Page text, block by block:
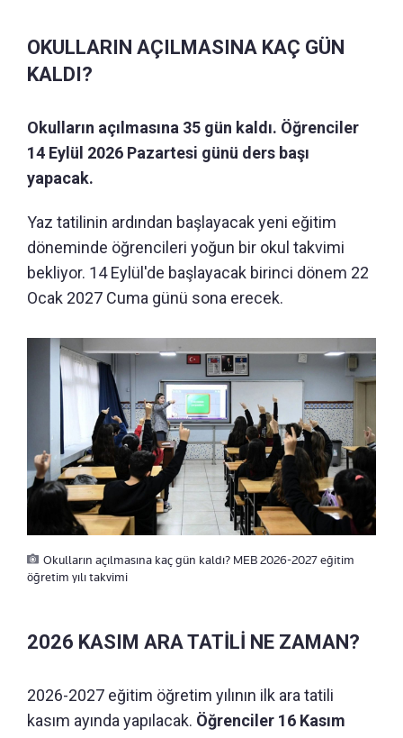
OKULLARIN AÇILMASINA KAÇ GÜN
KALDI?
Okulların açılmasına 35 gün kaldı. Öğrenciler
14 Eylül 2026 Pazartesi günü ders başı
yapacak.
Yaz tatilinin ardından başlayacak yeni eğitim
döneminde öğrencileri yoğun bir okul takvimi
bekliyor. 14 Eylül'de başlayacak birinci dönem 22
Ocak 2027 Cuma günü sona erecek.
Okulların açılmasına kaç gün kaldı? MEB 2026-2027 eğitim
öğretim yılı takvimi
2026 KASIM ARA TATİLİ NE ZAMAN?
2026-2027 eğitim öğretim yılının ilk ara tatili
kasım ayında yapılacak. Öğrenciler 16 Kasım